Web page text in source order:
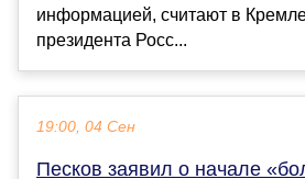
информацией, считают в
президента Росс...
19:00, 04 Сен
Песков заявил о начале